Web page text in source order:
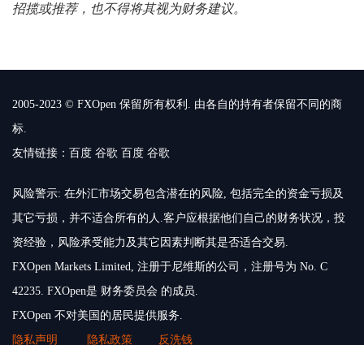
招揽或推荐，也不得将其视为财务建议。
2005-2023 © FXOpen 保留所有权利. 由各自的持有者保留不同的商
标.
友情链接： 百度 谷歌 百度 谷歌
风险警示: 在外汇市场交易包含潜在的风险, 包括完全的资金亏损及
其它亏损，并不适合所有的人.客户应根据他们自己的财务状况，投
资经验，风险承受能力及其它因素判断其是否适合交易.
FXOpen Markets Limited, 注册于尼维斯的公司，注册号为 No. C
42235. FXOpen是 财务委员会 的成员.
FXOpen 不对美国的居民提供服务.
隐私声明
隐私政策 反洗钱